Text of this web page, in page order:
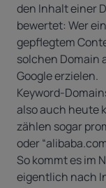
den Inhalt einer
bewertet: Wer
gepflegtem
solchen Domain
Google erzielen.
Keyword-
also auch heute
zählen sogar
oder
So kommt es im
eigentlich nach